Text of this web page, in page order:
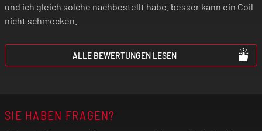
und ich gleich solche nachbestellt habe. besser kann ein Coil
nicht schmecken.
ALLE BEWERTUNGEN LESEN
SIE HABEN FRAGEN?